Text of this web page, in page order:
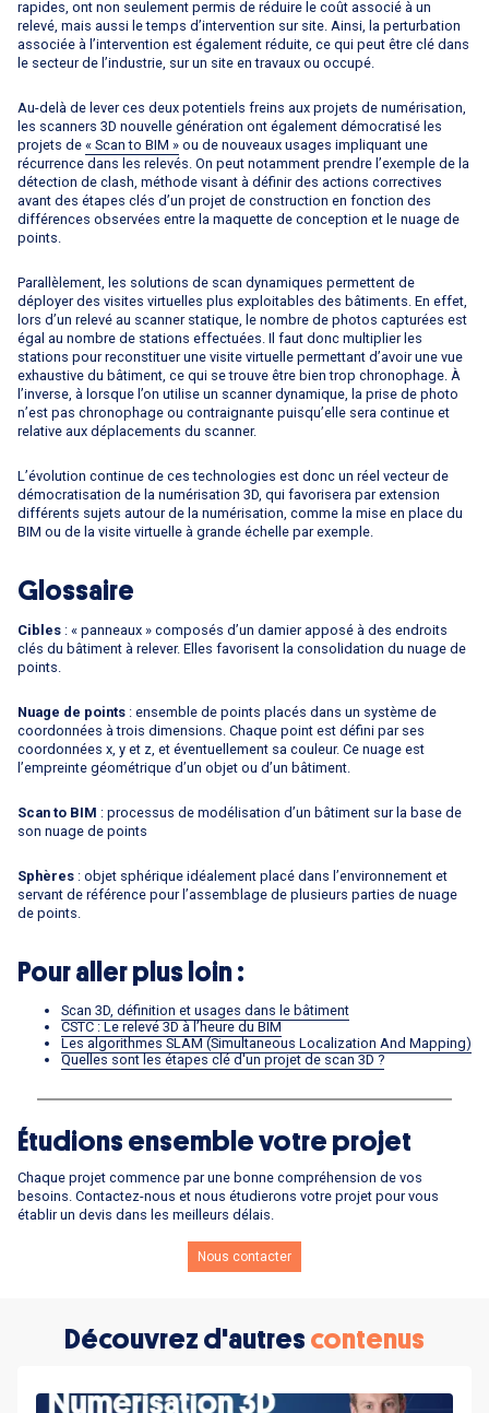
rapides, ont non seulement permis de réduire le coût associé à un
relevé, mais aussi le temps d’intervention sur site. Ainsi, la perturbation
associée à l’intervention est également réduite, ce qui peut être clé dans
le secteur de l’industrie, sur un site en travaux ou occupé.
Au-delà de lever ces deux potentiels freins aux projets de numérisation,
les scanners 3D nouvelle génération ont également démocratisé les
projets de « Scan to BIM » ou de nouveaux usages impliquant une
récurrence dans les relevés. On peut notamment prendre l’exemple de la
détection de clash, méthode visant à définir des actions correctives
avant des étapes clés d’un projet de construction en fonction des
différences observées entre la maquette de conception et le nuage de
points.
Parallèlement, les solutions de scan dynamiques permettent de
déployer des visites virtuelles plus exploitables des bâtiments. En effet,
lors d’un relevé au scanner statique, le nombre de photos capturées est
égal au nombre de stations effectuées. Il faut donc multiplier les
stations pour reconstituer une visite virtuelle permettant d’avoir une vue
exhaustive du bâtiment, ce qui se trouve être bien trop chronophage. À
l’inverse, à lorsque l’on utilise un scanner dynamique, la prise de photo
n’est pas chronophage ou contraignante puisqu’elle sera continue et
relative aux déplacements du scanner.
L’évolution continue de ces technologies est donc un réel vecteur de
démocratisation de la numérisation 3D, qui favorisera par extension
différents sujets autour de la numérisation, comme la mise en place du
BIM ou de la visite virtuelle à grande échelle par exemple.
Glossaire
Cibles : « panneaux » composés d’un damier apposé à des endroits
clés du bâtiment à relever. Elles favorisent la consolidation du nuage de
points.
Nuage de points : ensemble de points placés dans un système de
coordonnées à trois dimensions. Chaque point est défini par ses
coordonnées x, y et z, et éventuellement sa couleur. Ce nuage est
l’empreinte géométrique d’un objet ou d’un bâtiment.
Scan to BIM : processus de modélisation d’un bâtiment sur la base de
son nuage de points
Sphères : objet sphérique idéalement placé dans l’environnement et
servant de référence pour l’assemblage de plusieurs parties de nuage
de points.
Pour aller plus loin :
Scan 3D, définition et usages dans le bâtiment
CSTC : Le relevé 3D à l’heure du BIM
Les algorithmes SLAM (Simultaneous Localization And Mapping)
Quelles sont les étapes clé d'un projet de scan 3D ?
Étudions ensemble votre projet
Chaque projet commence par une bonne compréhension de vos
besoins. Contactez-nous et nous étudierons votre projet pour vous
établir un devis dans les meilleurs délais.
Nous contacter
Découvrez d'autres contenus